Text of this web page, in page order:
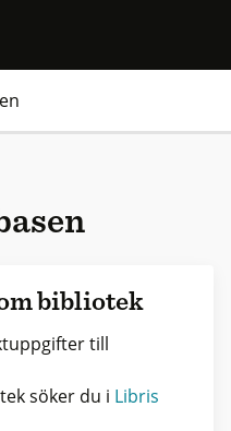
bibliotek
till
söker du i Libris